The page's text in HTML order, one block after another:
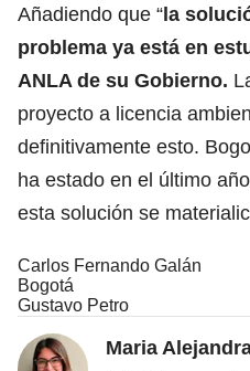
Añadiendo que “la
problema ya está en
ANLA de su Gobierno.
proyecto a licencia
definitivamente esto.
ha estado en el último
esta solución se
Carlos Fernando Galán
Bogotá
Gustavo Petro
Maria